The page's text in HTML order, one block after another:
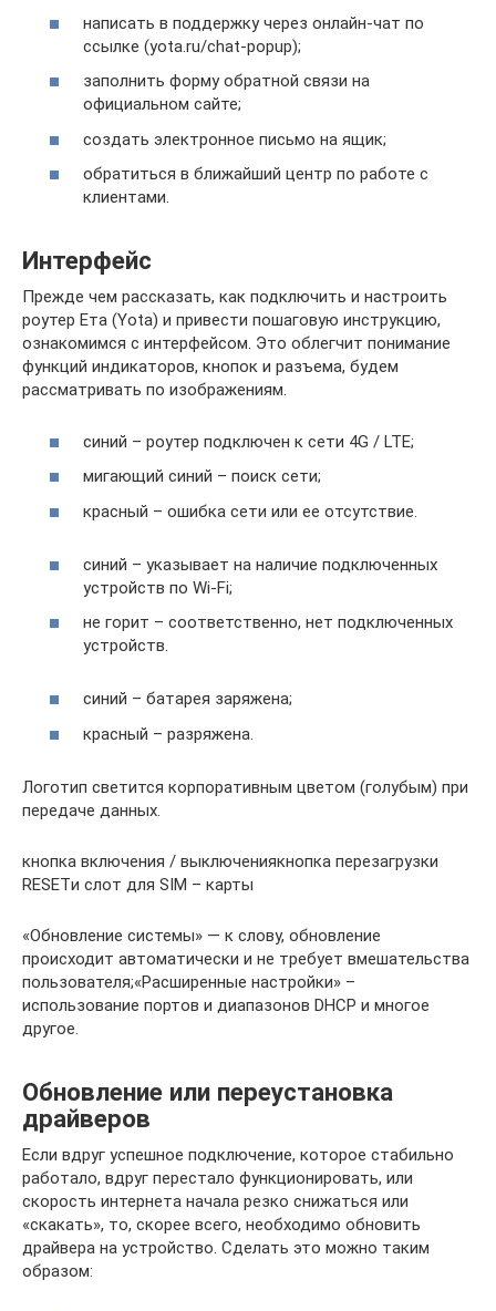
написать в поддержку через онлайн-чат по
ссылке (yota.ru/chat-popup);
заполнить форму обратной связи на
официальном сайте;
создать электронное письмо на ящик;
обратиться в ближайший центр по работе с
клиентами.
Интерфейс
Прежде чем рассказать, как подключить и настроить
роутер Ета (Yota) и привести пошаговую инструкцию,
ознакомимся с интерфейсом. Это облегчит понимание
функций индикаторов, кнопок и разъема, будем
рассматривать по изображениям.
синий – роутер подключен к сети 4G / LTE;
мигающий синий – поиск сети;
красный – ошибка сети или ее отсутствие.
синий – указывает на наличие подключенных
устройств по Wi-Fi;
не горит – соответственно, нет подключенных
устройств.
синий – батарея заряжена;
красный – разряжена.
Логотип светится корпоративным цветом (голубым) при
передаче данных.
кнопка включения / выключениякнопка перезагрузки
RESETи слот для SIM – карты
«Обновление системы» — к слову, обновление
происходит автоматически и не требует вмешательства
пользователя;«Расширенные настройки» –
использование портов и диапазонов DHCP и многое
другое.
Обновление или переустановка
драйверов
Если вдруг успешное подключение, которое стабильно
работало, вдруг перестало функционировать, или
скорость интернета начала резко снижаться или
«скакать», то, скорее всего, необходимо обновить
драйвера на устройство. Сделать это можно таким
образом: